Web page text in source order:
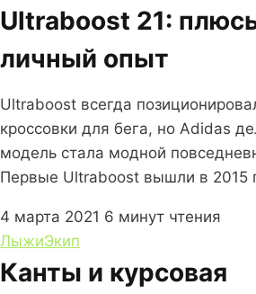
Ultraboost 21:
личный опыт
Ultraboost всегда
кроссовки для бега, но Adidas
модель стала модной
Первые Ultraboost вышли в 2015
4 марта 2021 6 минут чтения
ЛыжиЭкип
Канты и курсовая